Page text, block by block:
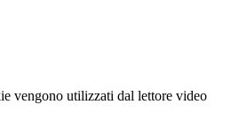
vengono utilizzati dal lettore video